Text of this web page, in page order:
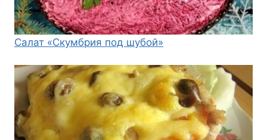
Салат «Скумбрия под шубой»